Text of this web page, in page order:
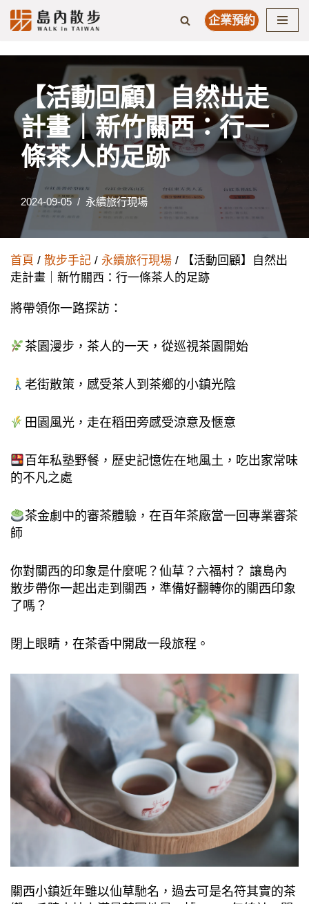
to
企業預約
【活動回顧】自然出走
計畫｜新竹關西：行一
條茶人的足跡
2024-09-05 永續旅行現場
首頁 / 散步手記 / 永續旅行現場 / 【活動回顧】自然出
走計畫｜新竹關西：行一條茶人的足跡
將帶領你⼀路探訪：
茶園漫步，茶⼈的⼀天，從巡視茶園開始
老街散策，感受茶⼈到茶鄉的⼩鎮光陰
⽥園風光，⾛在稻⽥旁感受涼意及愜意
百年私塾野餐，歷史記憶佐在地風⼟，吃出家常味
的不凡之處
茶⾦劇中的審茶體驗，在百年茶廠當⼀回專業審茶
師
你對關⻄的印象是什麼呢？仙草？六福村？ 讓島內
散步帶你⼀起出⾛到關⻄，準備好翻轉你的關⻄印象
了嗎？
閉上眼睛，在茶香中開啟⼀段旅程。
關⻄⼩鎮近年雖以仙草馳名，過去可是名符其實的茶